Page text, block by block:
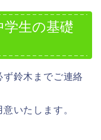
生の基礎
鈴木までご連絡
いたします。